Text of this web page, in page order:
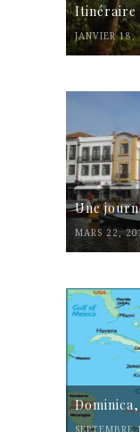
Itinéraire
JANVIER 18,
Une
MARS 22,
SEPTEMBRE